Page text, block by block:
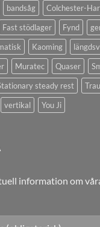
bandsåg Colchester-
Fast stödlager Fynd
Kaoming
Muratec Quaser
steady rest
vertikal You Ji
information om